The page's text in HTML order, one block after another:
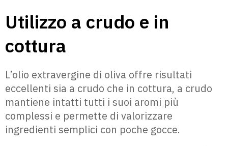
Utilizzo a crudo e in
cottura
L’olio extravergine di oliva offre risultati
eccellenti sia a crudo che in cottura, a crudo
mantiene intatti tutti i suoi aromi più
complessi e permette di valorizzare
ingredienti semplici con poche gocce.